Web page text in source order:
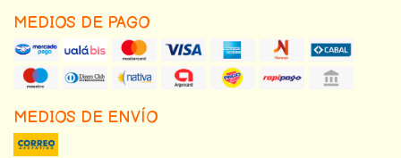
MEDIOS DE PAGO
MEDIOS DE ENVÍO